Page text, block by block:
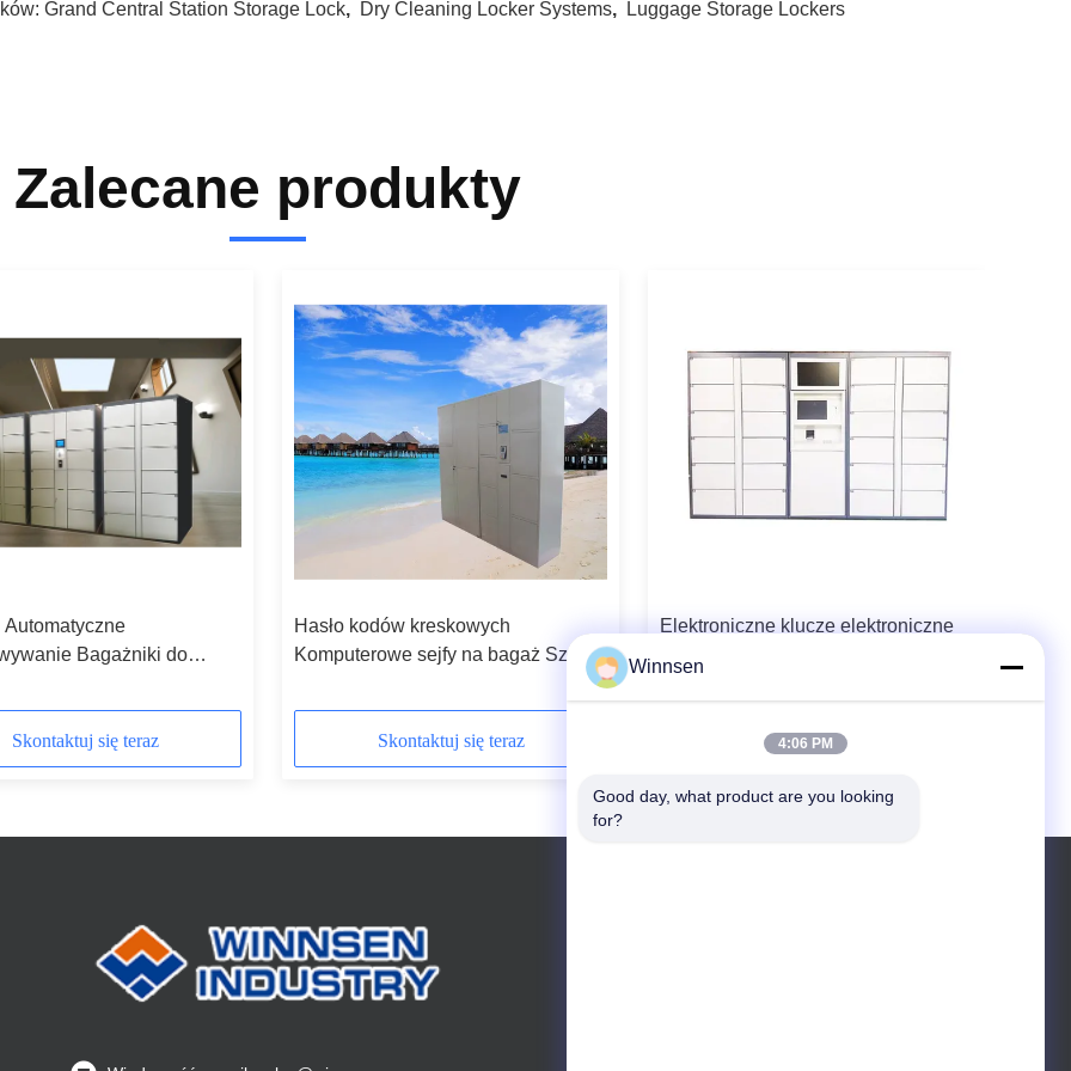
Grand Central Station Storage Lock, Dry Cleaning Locker Systems, Luggage Storage Lockers
Zalecane produkty
Bagażniki do
Skontaktuj się teraz
Hasło kodów kreskowych
Komputerowe sejfy na bagaż Szafki
wielojęzycznym interfejsem
użytkownikaSkontaktuj się teraz
Elektroniczne klucze elektroniczne
Skontaktuj się teraz
Winnsen
4:06 PM
Good day, what product are you looking
for?